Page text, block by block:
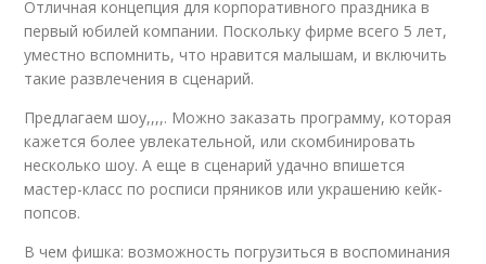
Отличная концепция для корпоративного праздника в
первый юбилей компании. Поскольку фирме всего 5 лет,
уместно вспомнить, что нравится малышам, и включить
такие развлечения в сценарий.
Предлагаем шоу,,,,. Можно заказать программу, которая
кажется более увлекательной, или скомбинировать
несколько шоу. А еще в сценарий удачно впишется
мастер-класс по росписи пряников или украшению кейк-
попсов.
В чем фишка: возможность погрузиться в воспоминания